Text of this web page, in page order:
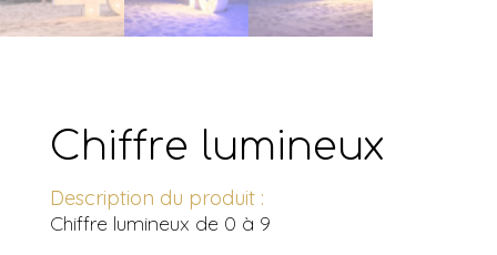
Chiffre lumineux
Description du produit :
Chiffre lumineux de 0 à 9